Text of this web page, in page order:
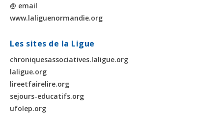
@ email
www.laliguenormandie.org
Les sites de la Ligue
chroniquesassociatives.laligue.org
laligue.org
lireetfairelire.org
sejours-educatifs.org
ufolep.org